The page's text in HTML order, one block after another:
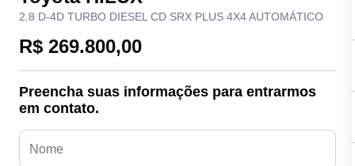
2.8 D-4D TURBO DIESEL CD SRX PLUS 4X4 AUTOMÁTICO
R$ 269.800,00
Preencha suas informações para entrarmos
em contato.